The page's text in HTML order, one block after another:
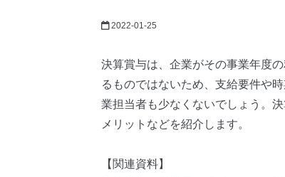
2022-01-25
決算賞与は、企業がその事業年度
るものではないため、支給要件や
業担当者も少なくないでしょう。
メリットなどを紹介します。
【関連資料】